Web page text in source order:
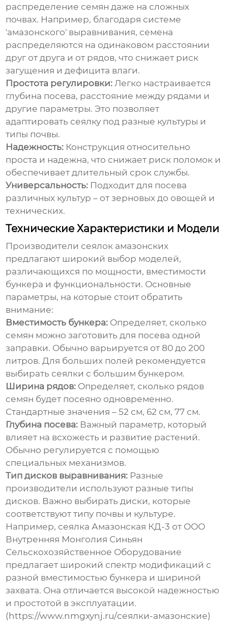
распределение семян даже на сложных
почвах. Например, благодаря системе
'амазонского' выравнивания, семена
распределяются на одинаковом расстоянии
друг от друга и от рядов, что снижает риск
загущения и дефицита влаги.
Простота регулировки: Легко настраивается
глубина посева, расстояние между рядами и
другие параметры. Это позволяет
адаптировать сеялку под разные культуры и
типы почвы.
Надежность: Конструкция относительно
проста и надежна, что снижает риск поломок и
обеспечивает длительный срок службы.
Универсальность: Подходит для посева
различных культур – от зерновых до овощей и
технических.
Технические Характеристики и Модели
Производители сеялок амазонских
предлагают широкий выбор моделей,
различающихся по мощности, вместимости
бункера и функциональности. Основные
параметры, на которые стоит обратить
внимание:
Вместимость бункера: Определяет, сколько
семян можно заготовить для посева одной
заправки. Обычно варьируется от 80 до 200
литров. Для больших полей рекомендуется
выбирать сеялки с большим бункером.
Ширина рядов: Определяет, сколько рядов
семян будет посеяно одновременно.
Стандартные значения – 52 см, 62 см, 77 см.
Глубина посева: Важный параметр, который
влияет на всхожесть и развитие растений.
Обычно регулируется с помощью
специальных механизмов.
Тип дисков выравнивания: Разные
производители используют разные типы
дисков. Важно выбирать диски, которые
соответствуют типу почвы и культуре.
Например, сеялка Амазонская КД-3 от ООО
Внутренняя Монголия Синьян
Сельскохозяйственное Оборудование
предлагает широкий спектр модификаций с
разной вместимостью бункера и шириной
захвата. Она отличается высокой надежностью
и простотой в эксплуатации.
(https://www.nmgxynj.ru/сеялки-амазонские)